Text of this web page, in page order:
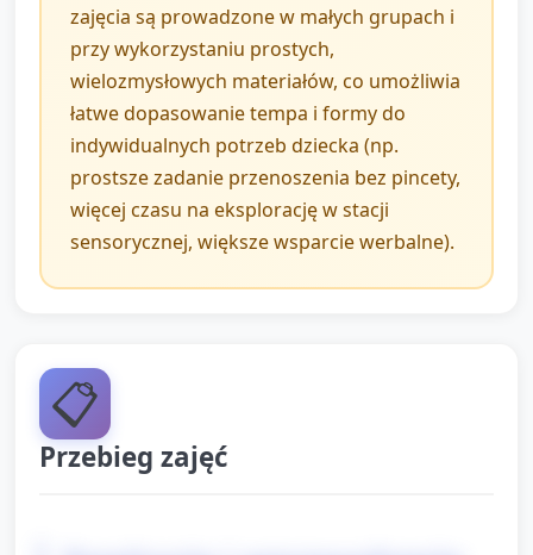
zajęcia są prowadzone w małych grupach i
przy wykorzystaniu prostych,
wielozmysłowych materiałów, co umożliwia
łatwe dopasowanie tempa i formy do
indywidualnych potrzeb dziecka (np.
prostsze zadanie przenoszenia bez pincety,
więcej czasu na eksplorację w stacji
sensorycznej, większe wsparcie werbalne).
📋
Przebieg zajęć